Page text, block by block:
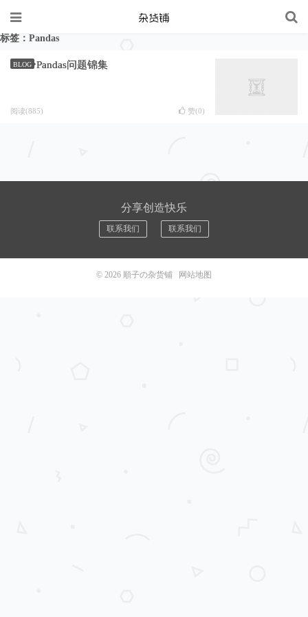
标签：Pandas
BLOG Pandas问题锦集
阅读(885) 赞(0)
分享创造快乐
联系我们 联系我们
© 2026 順子の杂货铺 网站地图